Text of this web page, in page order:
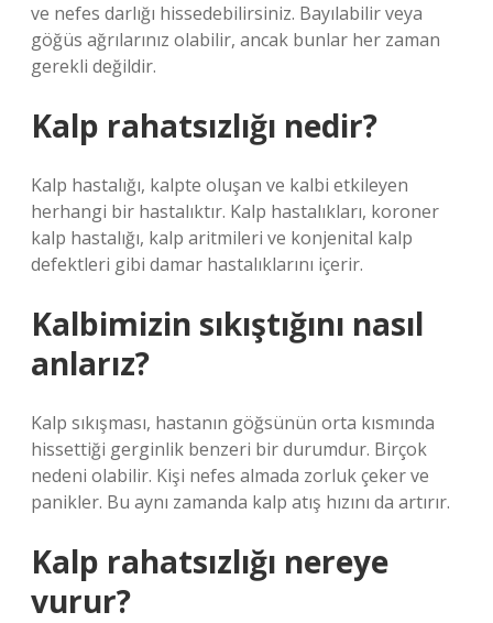
ve nefes darlığı hissedebilirsiniz. Bayılabilir veya
göğüs ağrılarınız olabilir, ancak bunlar her zaman
gerekli değildir.
Kalp rahatsızlığı nedir?
Kalp hastalığı, kalpte oluşan ve kalbi etkileyen
herhangi bir hastalıktır. Kalp hastalıkları, koroner
kalp hastalığı, kalp aritmileri ve konjenital kalp
defektleri gibi damar hastalıklarını içerir.
Kalbimizin sıkıştığını nasıl
anlarız?
Kalp sıkışması, hastanın göğsünün orta kısmında
hissettiği gerginlik benzeri bir durumdur. Birçok
nedeni olabilir. Kişi nefes almada zorluk çeker ve
panikler. Bu aynı zamanda kalp atış hızını da artırır.
Kalp rahatsızlığı nereye
vurur?